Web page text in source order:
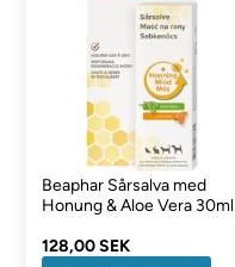
Beaphar Sårsalva med
Honung & Aloe Vera 30ml
128,00 SEK